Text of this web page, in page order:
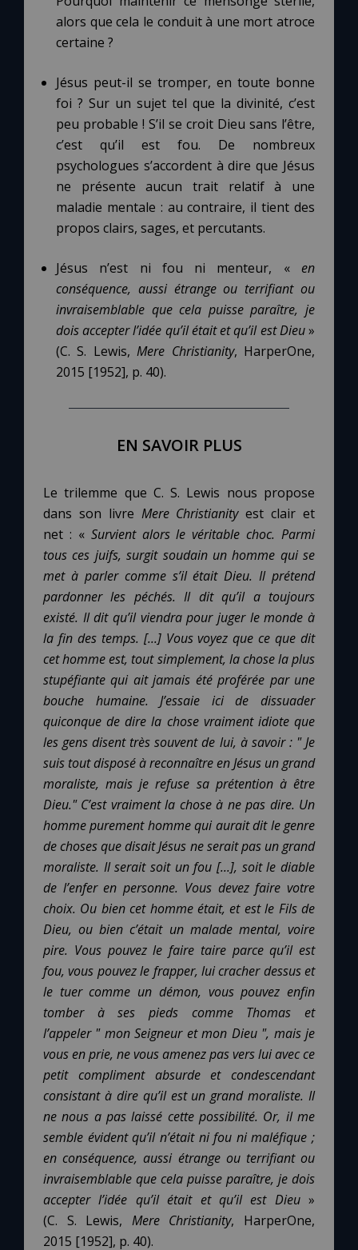
alors que cela le conduit à une mort atroce
certaine ?
Jésus peut-il se tromper, en toute bonne
foi ? Sur un sujet tel que la divinité, c’est
peu probable ! S’il se croit Dieu sans l’être,
c’est qu’il est fou. De nombreux
psychologues s’accordent à dire que Jésus
ne présente aucun trait relatif à une
maladie mentale : au contraire, il tient des
propos clairs, sages, et percutants.
Jésus n’est ni fou ni menteur, « en
conséquence, aussi étrange ou terrifiant ou
invraisemblable que cela puisse paraître, je
dois accepter l’idée qu’il était et qu’il est Dieu»
(C. S. Lewis,Mere Christianity, HarperOne,
2015 [1952], p. 40).
EN SAVOIR PLUS
Le trilemme que C. S. Lewis nous propose
dans son livre Mere Christianityest clair et
net : « Survient alors le véritable choc. Parmi
tous ces juifs, surgit soudain un homme qui se
met à parler comme s’il était Dieu. Il prétend
pardonner les péchés. Il dit qu’il a toujours
existé. Il dit qu’il viendra pour juger le monde à
la fin des temps. [...] Vous voyez que ce que dit
cet homme est, tout simplement, la chose la plus
stupéfiante qui ait jamais été proférée par une
bouche humaine. J’essaie ici de dissuader
quiconque de dire la chose vraiment idiote que
les gens disent très souvent de lui, à savoir : " Je
suis tout disposé à reconnaître en Jésus un grand
moraliste, mais je refuse sa prétention à être
Dieu." C’est vraiment la chose à ne pas dire. Un
homme purement homme qui aurait dit le genre
de choses que disait Jésus ne serait pas un grand
moraliste. Il serait soit un fou [...], soit le diable
de l’enfer en personne. Vous devez faire votre
choix. Ou bien cet homme était, et est le Fils de
Dieu, ou bien c’était un malade mental, voire
pire. Vous pouvez le faire taire parce qu’il est
fou, vous pouvez le frapper, lui cracher dessus et
le tuer comme un démon, vous pouvez enfin
tomber à ses pieds comme Thomas et
l’appeler " mon Seigneur et mon Dieu ", mais je
vous en prie, ne vous amenez pas vers lui avec ce
petit compliment absurde et condescendant
consistant à dire qu’il est un grand moraliste. Il
ne nous a pas laissé cette possibilité. Or, il me
semble évident qu’il n’était ni fou ni maléfique ;
en conséquence, aussi étrange ou terrifiant ou
invraisemblable que cela puisse paraître, je dois
accepter l’idée qu’il était et qu’il est Dieu»
(C. S. Lewis, Mere Christianity, HarperOne,
2015 [1952], p. 40).